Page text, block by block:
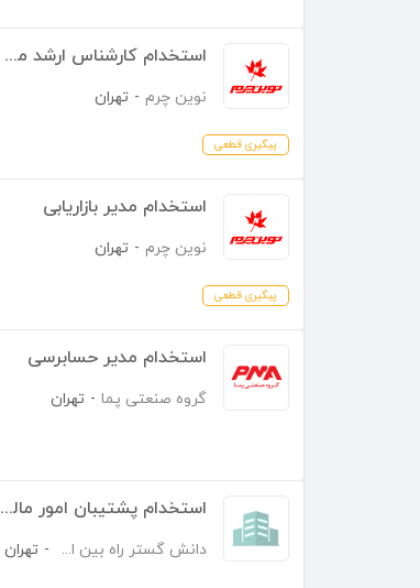
استخدام کارشناس ارشد مدیریت عملکرد
نوین چرم - تهران
پیگیری قطعی
استخدام مدیر بازاریابی
نوین چرم - تهران
پیگیری قطعی
استخدام مدیر حسابرسی
گروه صنعتی پما - تهران
استخدام پشتیبان امور مالیاتی و ثبتی
دانش گستر راه بین ایرانیان - تهران